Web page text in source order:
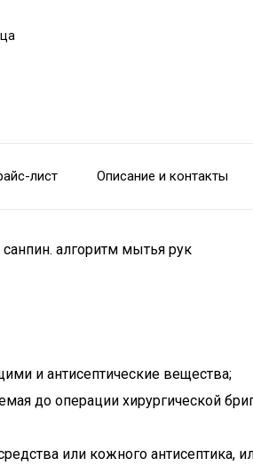
лист Описание и контакты
алгоритм мытья рук
и антисептические вещества;
до операции хирургической
или кожного